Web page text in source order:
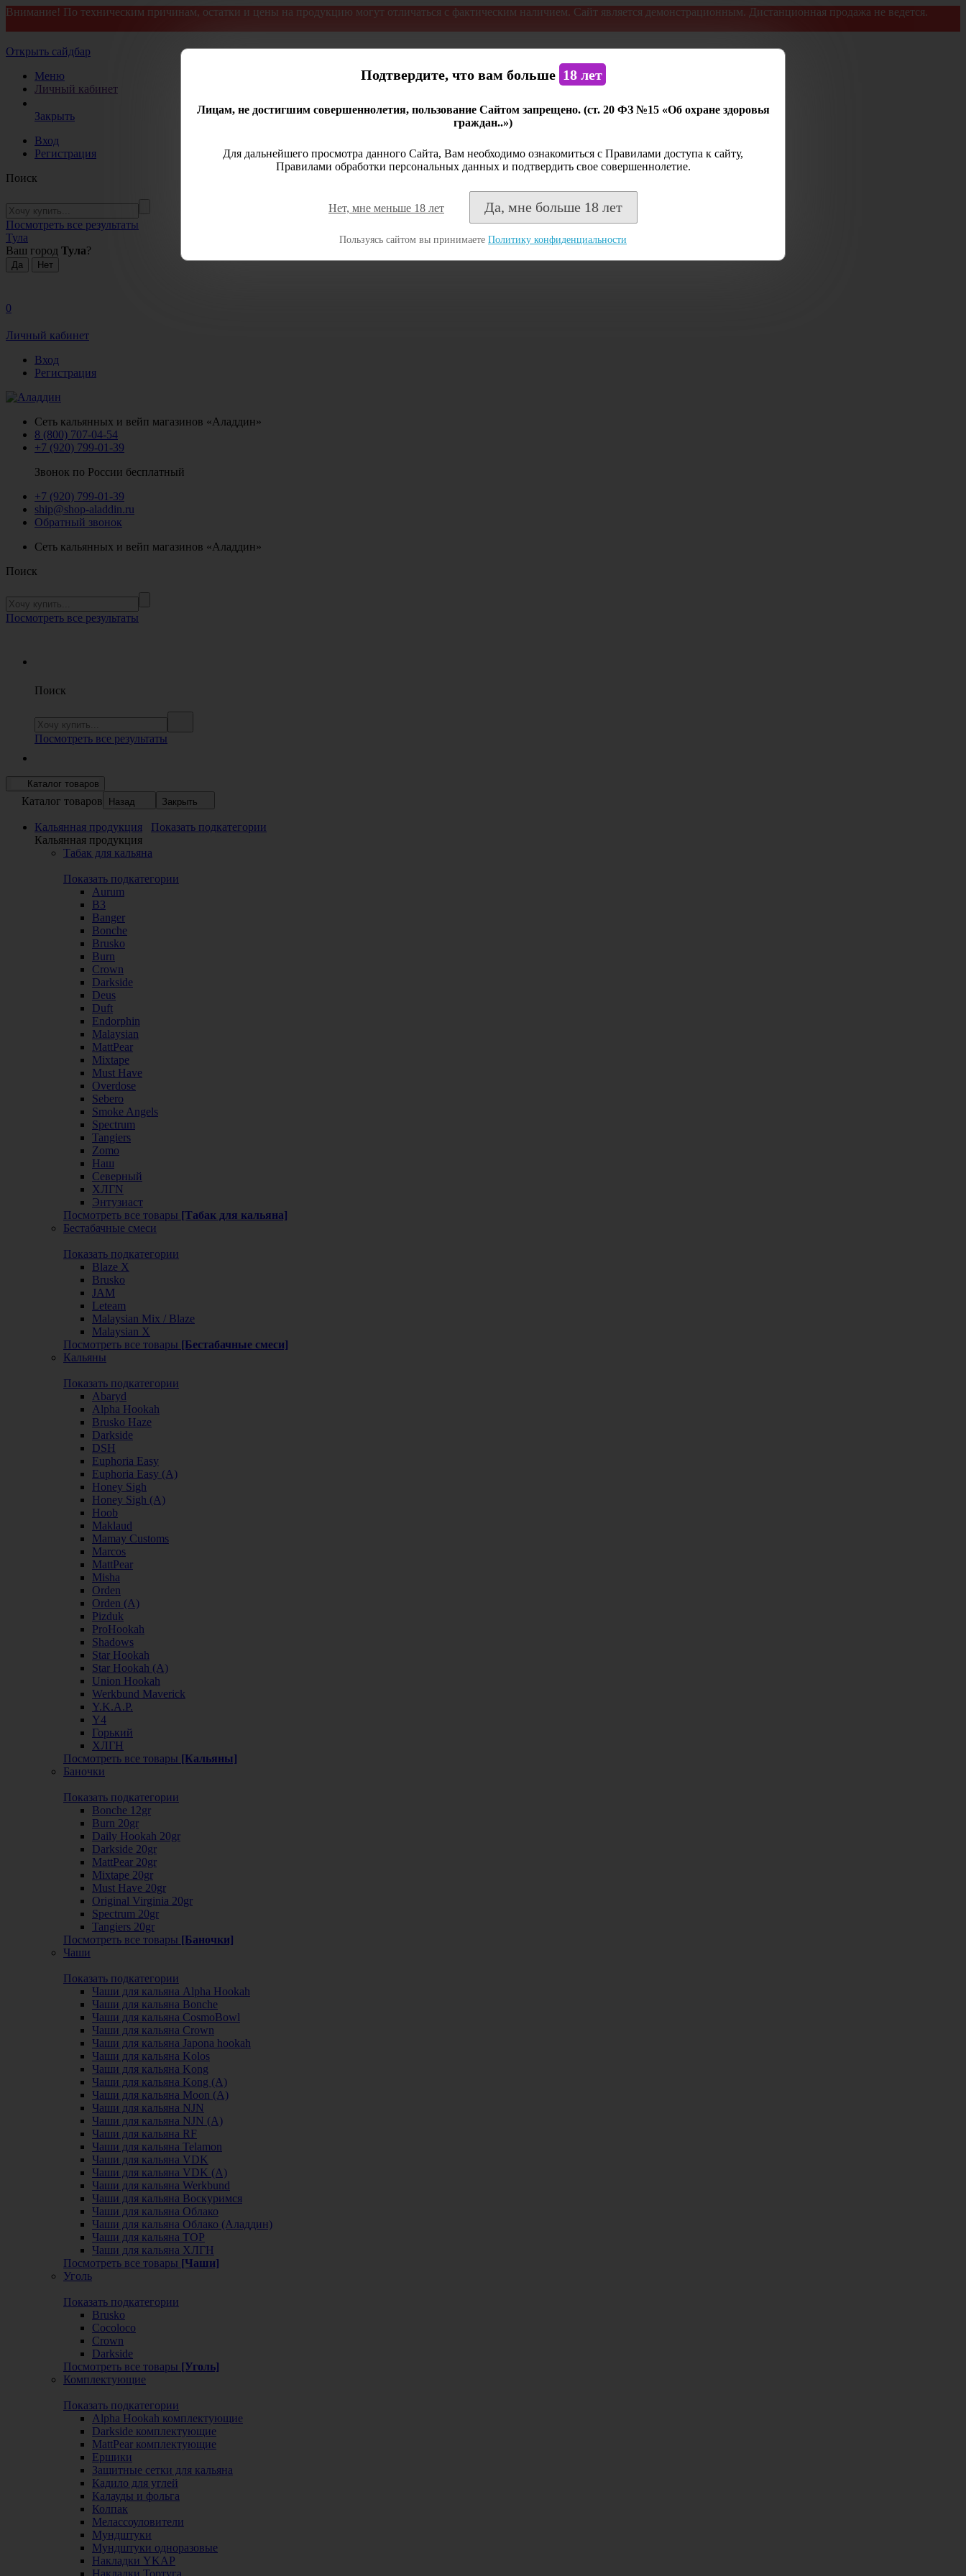
Внимание! По техническим причинам, остатки и цены на продукцию могут отличаться с фактическим наличием. Сайт является демонстрационным. Дистанционная продажа не ведется.
Открыть сайдбар
Меню
Личный кабинет
Закрыть
Вход
Регистрация
Поиск
Посмотреть все результаты
Тула
Ваш город Тула?
0
Личный кабинет
Вход
Регистрация
Сеть кальянных и вейп магазинов «Аладдин»
8 (800) 707-04-54
+7 (920) 799-01-39
Звонок по России бесплатный
+7 (920) 799-01-39
ship@shop-aladdin.ru
Обратный звонок
Сеть кальянных и вейп магазинов «Аладдин»
Поиск
Посмотреть все результаты
Поиск
Посмотреть все результаты
Каталог товаров
Каталог товаров Назад Закрыть
Кальянная продукция
Показать подкатегории
Кальянная продукция
Табак для кальяна
Показать подкатегории
Aurum
B3
Banger
Bonche
Brusko
Burn
Crown
Darkside
Deus
Duft
Endorphin
Malaysian
MattPear
Mixtape
Must Have
Overdose
Sebero
Smoke Angels
Spectrum
Tangiers
Zomo
Наш
Северный
ХЛГN
Энтузиаст
Посмотреть все товары [Табак для кальяна]
Бестабачные смеси
Показать подкатегории
Blaze X
Brusko
JAM
Leteam
Malaysian Mix / Blaze
Malaysian X
Посмотреть все товары [Бестабачные смеси]
Кальяны
Показать подкатегории
Abaryd
Alpha Hookah
Brusko Haze
Darkside
DSH
Euphoria Easy
Euphoria Easy (А)
Honey Sigh
Honey Sigh (А)
Hoob
Maklaud
Mamay Customs
Marcos
MattPear
Misha
Orden
Orden (А)
Pizduk
ProHookah
Shadows
Star Hookah
Star Hookah (А)
Union Hookah
Werkbund Maverick
Y.K.A.P.
Y4
Горький
ХЛГН
Посмотреть все товары [Кальяны]
Баночки
Показать подкатегории
Bonche 12gr
Burn 20gr
Daily Hookah 20gr
Darkside 20gr
MattPear 20gr
Mixtape 20gr
Must Have 20gr
Original Virginia 20gr
Spectrum 20gr
Tangiers 20gr
Посмотреть все товары [Баночки]
Чаши
Показать подкатегории
Чаши для кальяна Alpha Hookah
Чаши для кальяна Bonche
Чаши для кальяна CosmoBowl
Чаши для кальяна Crown
Чаши для кальяна Japona hookah
Чаши для кальяна Kolos
Чаши для кальяна Kong
Чаши для кальяна Kong (A)
Чаши для кальяна Moon (А)
Чаши для кальяна NJN
Чаши для кальяна NJN (А)
Чаши для кальяна RF
Чаши для кальяна Telamon
Чаши для кальяна VDK
Чаши для кальяна VDK (А)
Чаши для кальяна Werkbund
Чаши для кальяна Воскуримся
Чаши для кальяна Облако
Чаши для кальяна Облако (Аладдин)
Чаши для кальяна ТОР
Чаши для кальяна ХЛГН
Посмотреть все товары [Чаши]
Уголь
Показать подкатегории
Brusko
Cocoloco
Crown
Darkside
Посмотреть все товары [Уголь]
Комплектующие
Показать подкатегории
Alpha Hookah комплектующие
Darkside комплектующие
MattPear комплектующие
Ершики
Защитные сетки для кальяна
Кадило для углей
Калауды и фольга
Колпак
Мелассоуловители
Мундштуки
Мундштуки одноразовые
Накладки YKAP
Накладки Тортуга
Подтвердите, что вам больше 18 лет
Лицам, не достигшим совершеннолетия, пользование Сайтом запрещено. (ст. 20 ФЗ №15 «Об охране здоровья
граждан..»)
Для дальнейшего просмотра данного Сайта, Вам необходимо ознакомиться с Правилами доступа к сайту,
Правилами обработки персональных данных и подтвердить свое совершеннолетие.
Нет, мне меньше 18 лет Да, мне больше 18 лет
Пользуясь сайтом вы принимаете Политику конфиденциальности